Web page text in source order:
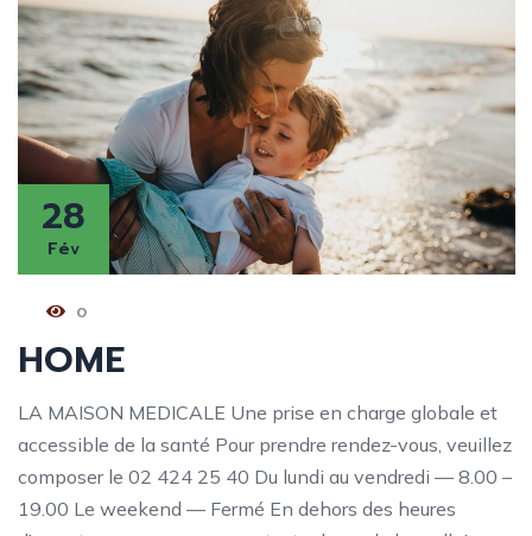
28
Fév
0
HOME
LA MAISON MEDICALE Une prise en charge globale et
accessible de la santé Pour prendre rendez-vous, veuillez
composer le 02 424 25 40 Du lundi au vendredi — 8.00 –
19.00 Le weekend — Fermé En dehors des heures